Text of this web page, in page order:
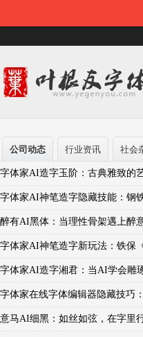
公司动态 行业资讯 社会
字体家AI造字玉阶：古典雅致的
字体家AI神笔造字隐藏技能：钢
醉有AI黑体：当理性骨架遇上醉
字体家AI神笔造字新玩法：铁保
字体家AI造字湘君：当AI学会雕
字体家在线字体编辑器隐藏技巧
意马AI细黑：如丝如弦，在字里